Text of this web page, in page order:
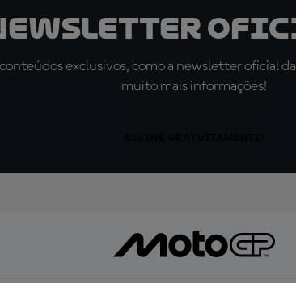
newsletter
exclusivos, como a newsletter oficial
muito mais informações!